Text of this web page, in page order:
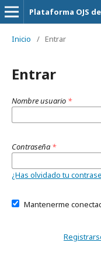
Plataforma OJS de
Inicio / Entrar
Entrar
Nombre usuario *
Contraseña *
¿Has olvidado tu
Mantenerme